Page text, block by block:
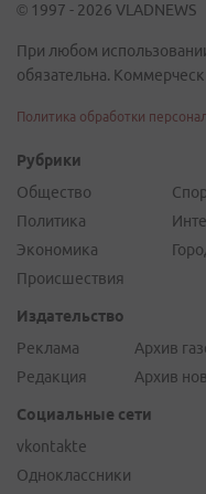
© 1997 - 2026 VLADNEWS
При любом
обязательна.
Политика обработки
Рубрики
Общество
Политика
Экономика
Происшествия
Издательство
Реклама
Редакция
Архив
Архив
Социальные сети
vkontakte
Одноклассники